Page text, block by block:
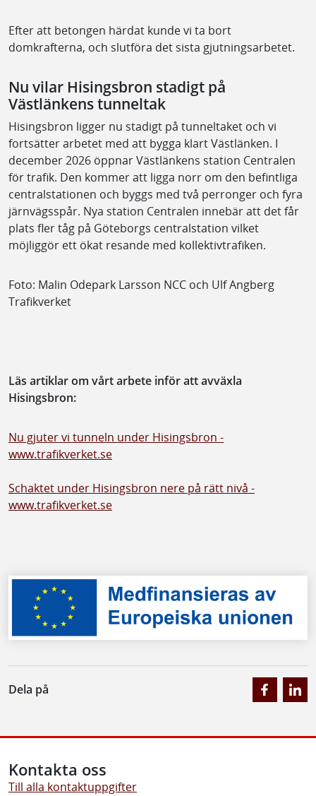
Efter att betongen härdat kunde vi ta bort
domkrafterna, och slutföra det sista gjutningsarbetet.
Nu vilar Hisingsbron stadigt på
Västlänkens tunneltak
Hisingsbron ligger nu stadigt på tunneltaket och vi
fortsätter arbetet med att bygga klart Västlänken. I
december 2026 öppnar Västlänkens station Centralen
för trafik. Den kommer att ligga norr om den befintliga
centralstationen och byggs med två perronger och fyra
järnvägsspår. Nya station Centralen innebär att det får
plats fler tåg på Göteborgs centralstation vilket
möjliggör ett ökat resande med kollektivtrafiken.
Foto: Malin Odepark Larsson NCC och Ulf Angberg
Trafikverket
Läs artiklar om vårt arbete inför att avväxla
Hisingsbron:
Nu gjuter vi tunneln under Hisingsbron -
www.trafikverket.se
Schaktet under Hisingsbron nere på rätt nivå -
www.trafikverket.se
Dela på
Kontakta oss
Till alla kontaktuppgifter